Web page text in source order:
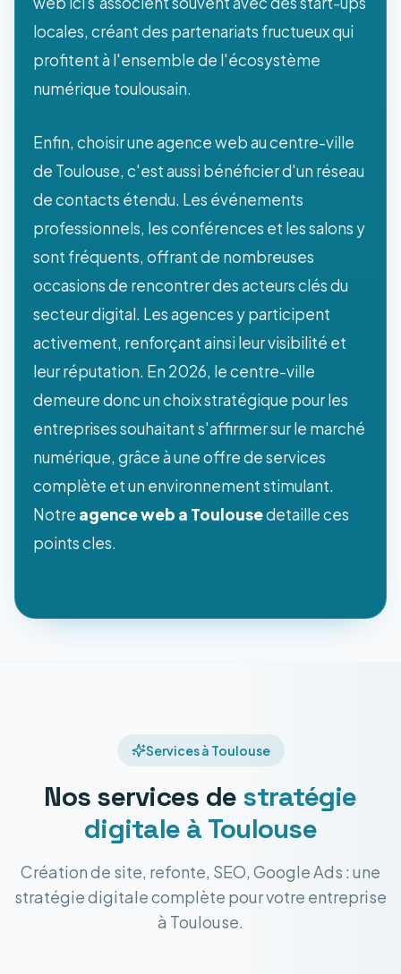
locales, créant des partenariats fructueux qui
profitent à l'ensemble de l'écosystème
numérique toulousain.
Enfin, choisir une agence web au centre-ville
de Toulouse, c'est aussi bénéficier d'un réseau
de contacts étendu. Les événements
professionnels, les conférences et les salons y
sont fréquents, offrant de nombreuses
occasions de rencontrer des acteurs clés du
secteur digital. Les agences y participent
activement, renforçant ainsi leur visibilité et
leur réputation. En 2026, le centre-ville
demeure donc un choix stratégique pour les
entreprises souhaitant s'affirmer sur le marché
numérique, grâce à une offre de services
complète et un environnement stimulant.
Notre agence web a Toulousedetaille ces
points cles.
Services à Toulouse
Nos services de stratégie
digitale à Toulouse
Création de site, refonte, SEO, Google Ads : une
stratégie digitale complète pour votre entreprise
à Toulouse.